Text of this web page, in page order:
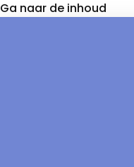
Ga naar de inhoud